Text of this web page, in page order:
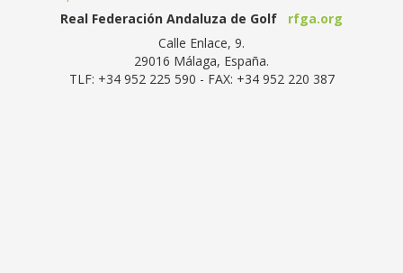
Real Federación Andaluza de Golf
rfga.org
Calle Enlace, 9.
29016 Málaga, España.
TLF: +34 952 225 590 - FAX: +34 952 220 387